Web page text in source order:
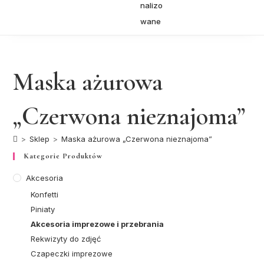
nalizo
wane
Maska ażurowa
„Czerwona nieznajoma”
> Sklep > Maska ażurowa „Czerwona nieznajoma”
Kategorie Produktów
Akcesoria
Konfetti
Piniaty
Akcesoria imprezowe i przebrania
Rekwizyty do zdjęć
Czapeczki imprezowe